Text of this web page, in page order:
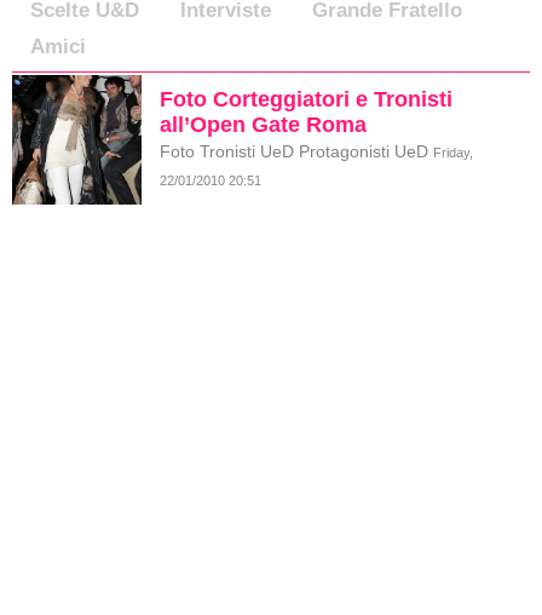
Scelte U&D
Interviste
Grande Fratello
Amici
Foto Corteggiatori e Tronisti
all’Open Gate Roma
Foto Tronisti UeD Protagonisti UeD Friday,
22/01/2010 20:51